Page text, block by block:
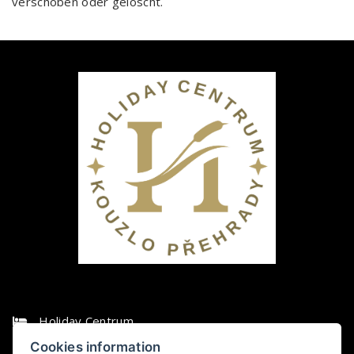
Holiday Centrum
Cookies information